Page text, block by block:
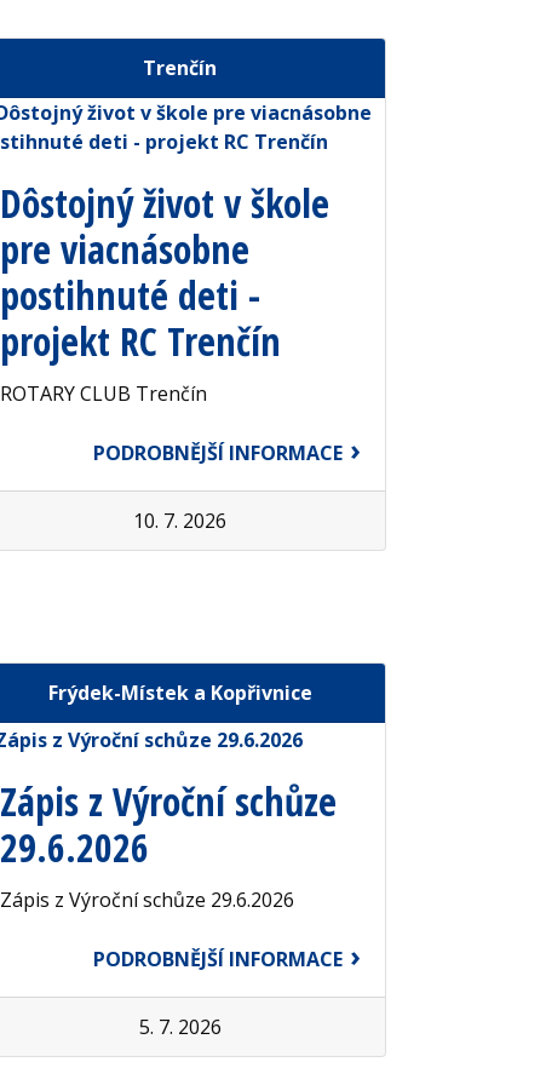
Trenčín
Dôstojný život v škole
pre viacnásobne
postihnuté deti -
projekt RC Trenčín
ROTARY CLUB Trenčín
PODROBNĚJŠÍ INFORMACE
10. 7. 2026
Frýdek-Místek a Kopřivnice
Zápis z Výroční schůze
29.6.2026
Zápis z Výroční schůze 29.6.2026
PODROBNĚJŠÍ INFORMACE
5. 7. 2026